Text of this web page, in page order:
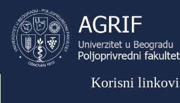
Korisni linkovi